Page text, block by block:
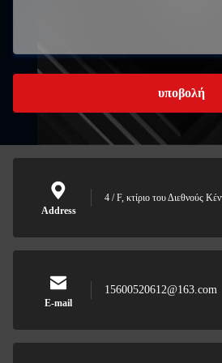
υποβολή
Address
4 / F, κτίριο του Διεθνούς
E-mail
15600520612@163.com